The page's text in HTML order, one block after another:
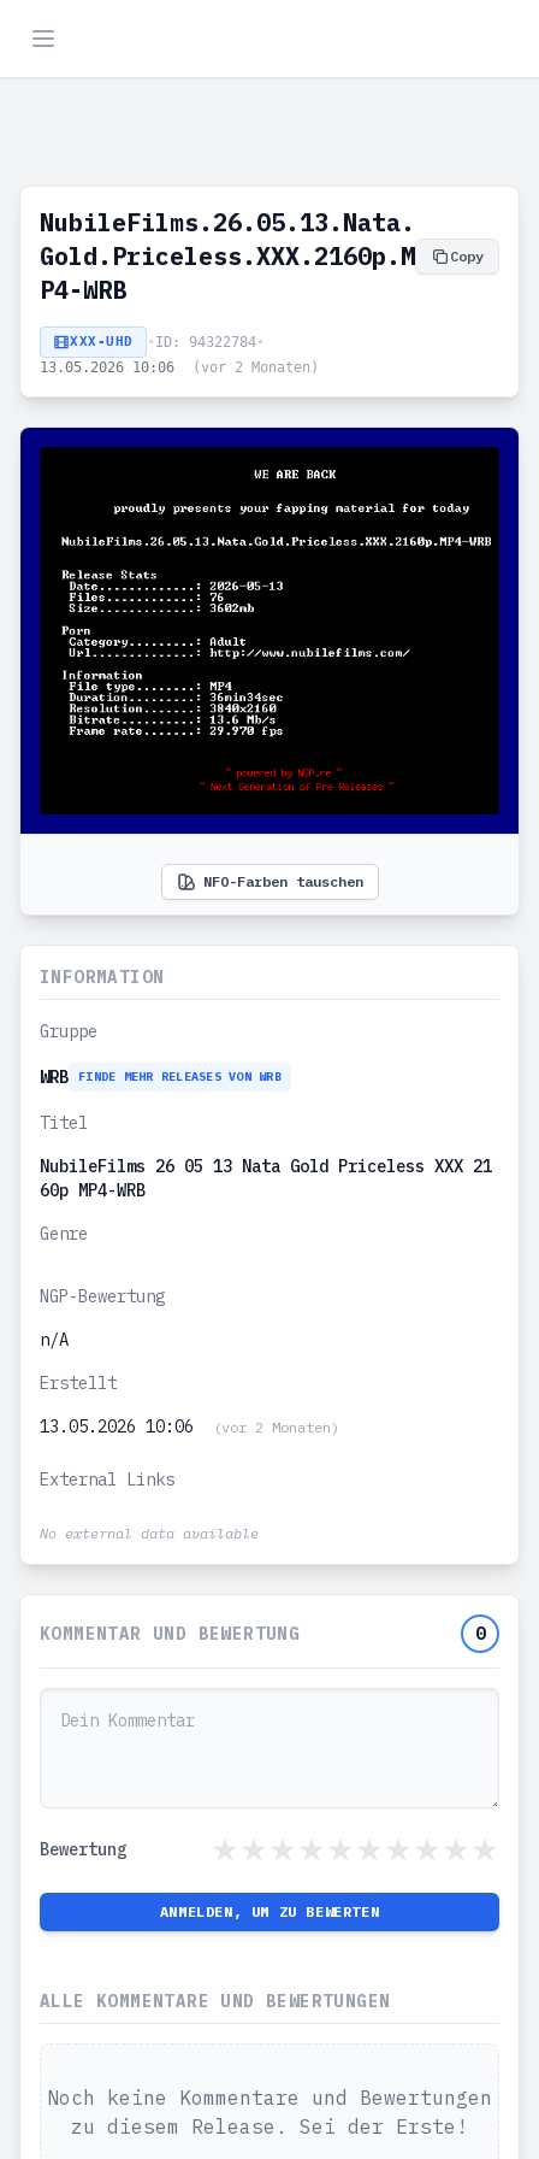
NubileFilms.26.05.13.Nata.
Gold.Priceless.XXX.2160p.M
P4-WRB
Copy
XXX-UHD • ID: 94322784•
13.05.2026 10:06
(vor 2 Monaten)
NFO-Farben tauschen
INFORMATION
Gruppe
WRB FINDE MEHR RELEASES VON WRB
Titel
NubileFilms 26 05 13 Nata Gold Priceless XXX 21
60p MP4-WRB
Genre
NGP-Bewertung
n/A
Erstellt
13.05.2026 10:06
(vor 2 Monaten)
External Links
No external data available
KOMMENTAR UND BEWERTUNG 0
Bewertung
ANMELDEN, UM ZU BEWERTEN
ALLE KOMMENTARE UND BEWERTUNGEN
Noch keine Kommentare und Bewertungen
zu diesem Release. Sei der Erste!